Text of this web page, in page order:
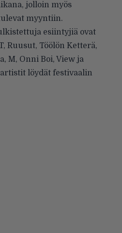
jolloin myös
myyntiin.
esiintyjiä ovat
Ruusut, Töölön Ketterä,
M, Onni Boi, View ja
löydät festivaalin